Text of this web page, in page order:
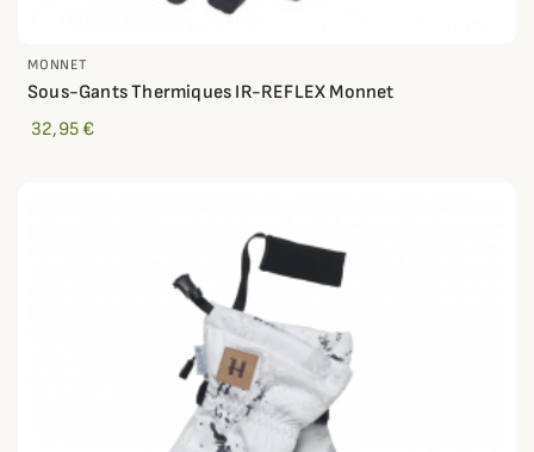
MONNET
Sous-Gants Thermiques IR-REFLEX Monnet
32,95 €